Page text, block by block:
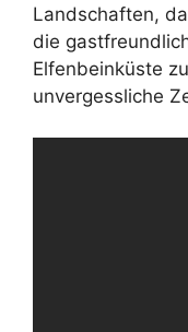
Landschaften,
die
Elfenbeinküste
unvergessliche